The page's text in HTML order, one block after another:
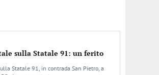
sulla Statale 91: un ferito
Statale 91, in contrada San Pietro, a